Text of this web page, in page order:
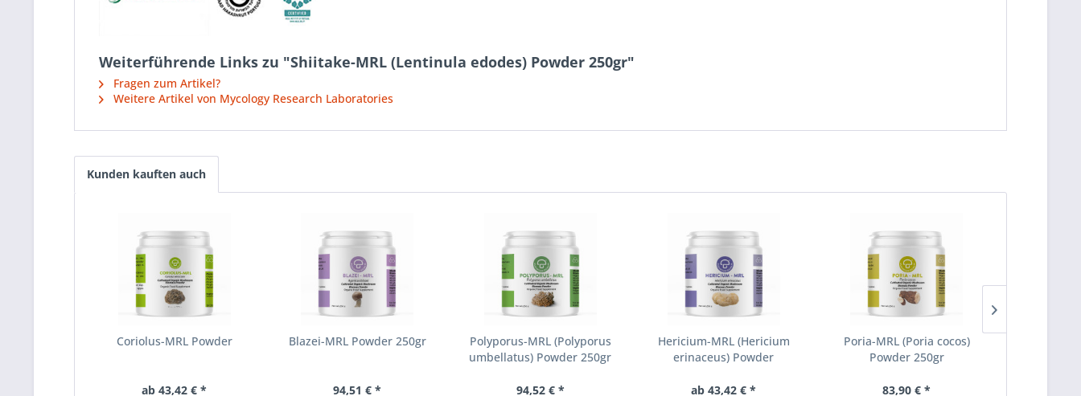
Weiterführende Links zu "Shiitake-MRL (Lentinula edodes) Powder 250gr"
Fragen zum Artikel?
Weitere Artikel von Mycology Research Laboratories
Kunden kauften auch
Coriolus-MRL Powder
ab 43,42 € *
Blazei-MRL Powder 250gr
94,51 € *
Polyporus-MRL (Polyporus
umbellatus) Powder 250gr
94,52 € *
Hericium-MRL (Hericium
erinaceus) Powder
ab 43,42 € *
Poria-MRL (Poria cocos)
Powder 250gr
83,90 € *